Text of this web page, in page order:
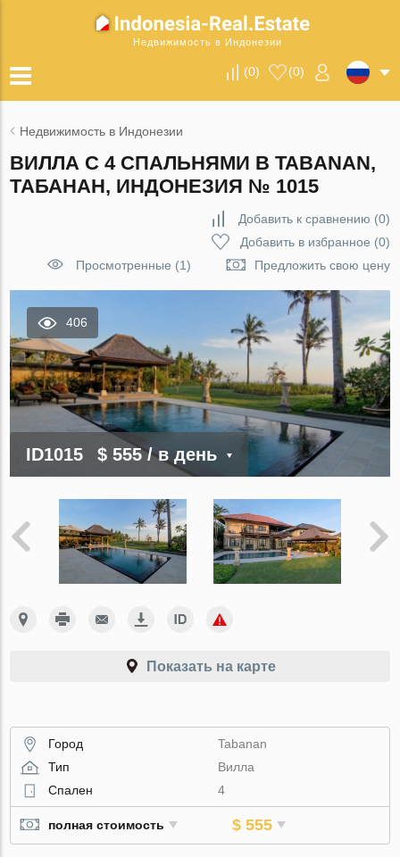
Недвижимость в Индонезии
(0) (0)
Недвижимость в Индонезии
ВИЛЛА С 4 СПАЛЬНЯМИ В TABANAN,
ТАБАНАН, ИНДОНЕЗИЯ № 1015
Добавить к сравнению (0)
Добавить в избранное (0)
Просмотренные (1)
Предложить свою цену
406
ID1015 $ 555/ в день
Показать на карте
Город
Tabanan
Тип
Вилла
Спален
4
полная стоимость $ 555